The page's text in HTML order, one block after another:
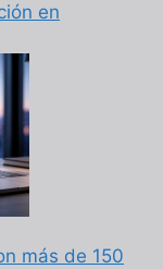
en
más de 150